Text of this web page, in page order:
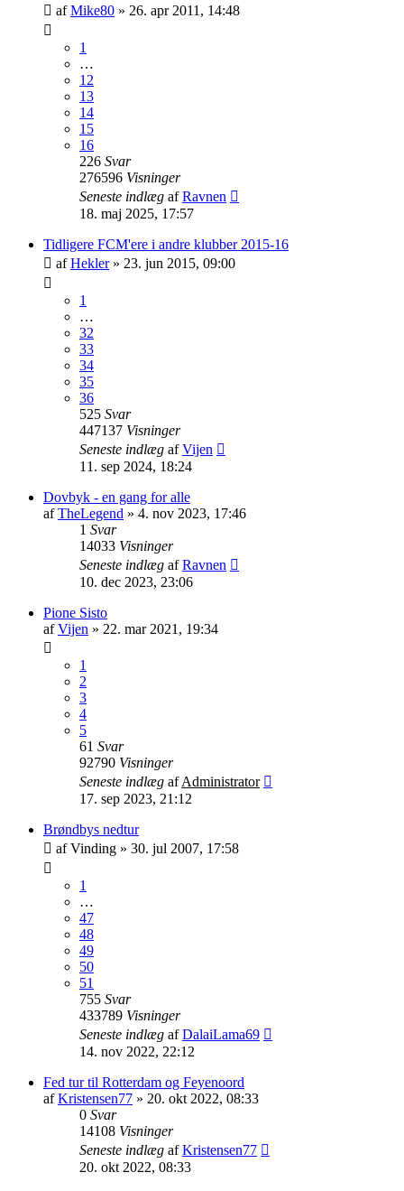
afMike80 » 26. apr 2011, 14:48
1
…
12
13
14
15
16
226 Svar
276596 Visninger
Seneste indlæg afRavnen
18. maj 2025, 17:57
Tidligere FCM'ere i andre klubber 2015-16
afHekler» 23. jun 2015, 09:00
1
…
32
33
34
35
36
525 Svar
447137 Visninger
Seneste indlæg afVijen
11. sep 2024, 18:24
Dovbyk - en gang for alle
afTheLegend » 4. nov 2023, 17:46
1 Svar
14033 Visninger
Seneste indlæg afRavnen
10. dec 2023, 23:06
Pione Sisto
afVijen » 22. mar 2021, 19:34
1
2
3
4
5
61 Svar
92790 Visninger
Seneste indlæg afAdministrator
17. sep 2023, 21:12
Brøndbys nedtur
afVinding » 30. jul 2007, 17:58
1
…
47
48
49
50
51
755 Svar
433789 Visninger
Seneste indlæg afDalaiLama69
14. nov 2022, 22:12
Fed tur til Rotterdam og Feyenoord
afKristensen77 » 20. okt 2022, 08:33
0 Svar
14108 Visninger
Seneste indlæg afKristensen77
20. okt 2022, 08:33